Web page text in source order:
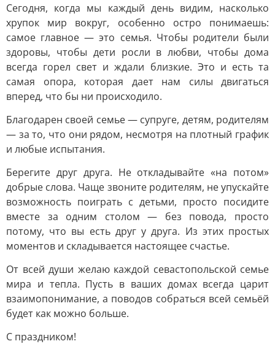
Сегодня, когда мы каждый день видим, насколько
хрупок мир вокруг, особенно остро понимаешь:
самое главное — это семья. Чтобы родители были
здоровы, чтобы дети росли в любви, чтобы дома
всегда горел свет и ждали близкие. Это и есть та
самая опора, которая дает нам силы двигаться
вперед, что бы ни происходило.
Благодарен своей семье — супруге, детям, родителям
— за то, что они рядом, несмотря на плотный график
и любые испытания.
Берегите друг друга. Не откладывайте «на потом»
добрые слова. Чаще звоните родителям, не упускайте
возможность поиграть с детьми, просто посидите
вместе за одним столом — без повода, просто
потому, что вы есть друг у друга. Из этих простых
моментов и складывается настоящее счастье.
От всей души желаю каждой севастопольской семье
мира и тепла. Пусть в ваших домах всегда царит
взаимопонимание, а поводов собраться всей семьёй
будет как можно больше.
С праздником!